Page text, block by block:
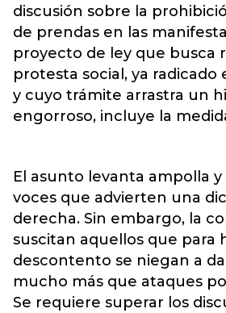
discusión sobre la
de prendas en las
proyecto de ley que busca
protesta social, ya radicado
y cuyo trámite arrastra un
engorroso, incluye la
El asunto levanta ampolla
voces que advierten una
derecha. Sin embargo, la
suscitan aquellos que para
descontento se niegan a
mucho más que ataques
Se requiere superar los